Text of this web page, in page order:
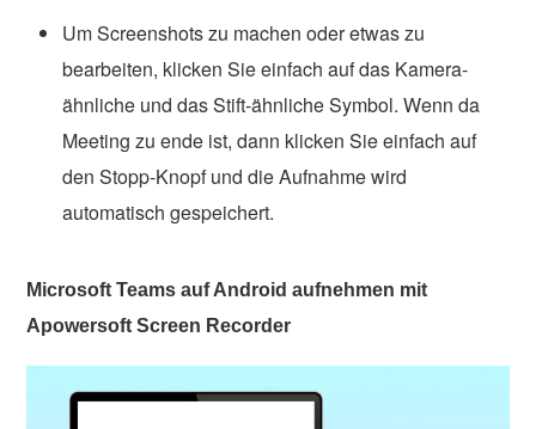
Um Screenshots zu machen oder etwas zu
bearbeiten, klicken Sie einfach auf das Kamera-
ähnliche und das Stift-ähnliche Symbol. Wenn da
Meeting zu ende ist, dann klicken Sie einfach auf
den Stopp-Knopf und die Aufnahme wird
automatisch gespeichert.
Microsoft Teams auf Android aufnehmen mit
Apowersoft Screen Recorder